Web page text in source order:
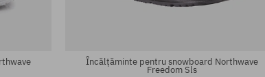
Încălțăminte pentru snowboard Northwave
Freedom Sls